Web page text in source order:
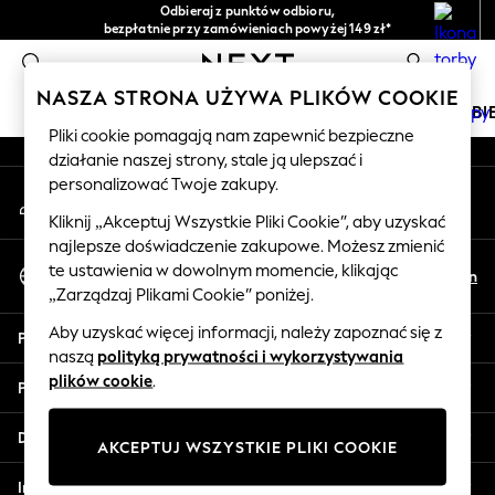
Odbieraj z punktów odbioru,
bezpłatnie przy zamówieniach powyżej 149 zł*
Łatwe zwroty*
0
HOLIDAY SHOP
Women's Holiday Shop
All Swimwear
All Beachwear
Bags & Accessories
Beach Dresses & Kaftans
Dresses
Flip Flops
Sliders
Jumpsuits & Playsuits
Sandals
Shorts
An error occurred on client
Nasze media społecznościowe
Moje konto
Zaloguj się na swoje konto
Wybierz Język
Polski
En
Pomoc
Prywatność i zasady prawne
Działy
Inne usługi
NASZA STRONA UŻYWA PLIKÓW COOKIE
Pliki cookie pomagają nam zapewnić bezpieczne
działanie naszej strony, stale ją ulepszać i
personalizować Twoje zakupy.
Kliknij „Akceptuj Wszystkie Pliki Cookie”, aby uzyskać
najlepsze doświadczenie zakupowe. Możesz zmienić
te ustawienia w dowolnym momencie, klikając
„Zarządzaj Plikami Cookie” poniżej.
Aby uzyskać więcej informacji, należy zapoznać się z
naszą polityką prywatności i wykorzystywania
plików cookie.
AKCEPTUJ WSZYSTKIE PLIKI COOKIE